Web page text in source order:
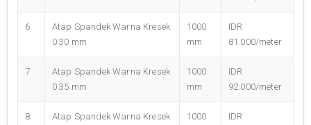
6
Atap Spandek Warna Kresek
0.30 mm
1000
mm
IDR
81.000/meter
7
Atap Spandek Warna Kresek
0.35 mm
1000
mm
IDR
92.000/meter
8
Atap Spandek Warna Kresek
1000
IDR